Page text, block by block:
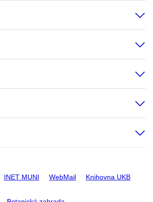
INET MUNI WebMail Knihovna UKB